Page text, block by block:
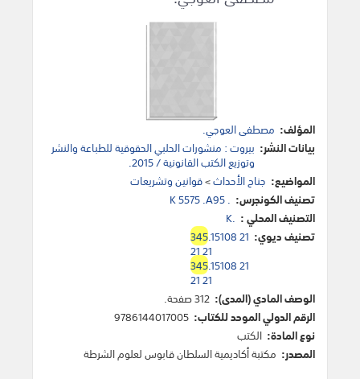
المؤلف: مصطفى العوجي.
بيانات النشر: بيروت : منشورات الحلبي الحقوقية للطباعة والنشر
وتوزيع الكتب القانونية / 2015.
المواضيع: جناح الأحداث>قوانين وتشريعات
تصنيف الكونجرس: K 5575 .A95 .
التصنيف المحلي : K.
تصنيف ديوي:
345.15108 21
21 21
345.15108 21
21 21
الوصف المادي (المدى): 312 صفحة.
الرقم الدولي الموحد للكتاب: 9786144017005
نوع المادة: الكتب
المصدر: مكتبة أكاديمية السلطان قابوس لعلوم الشرطة